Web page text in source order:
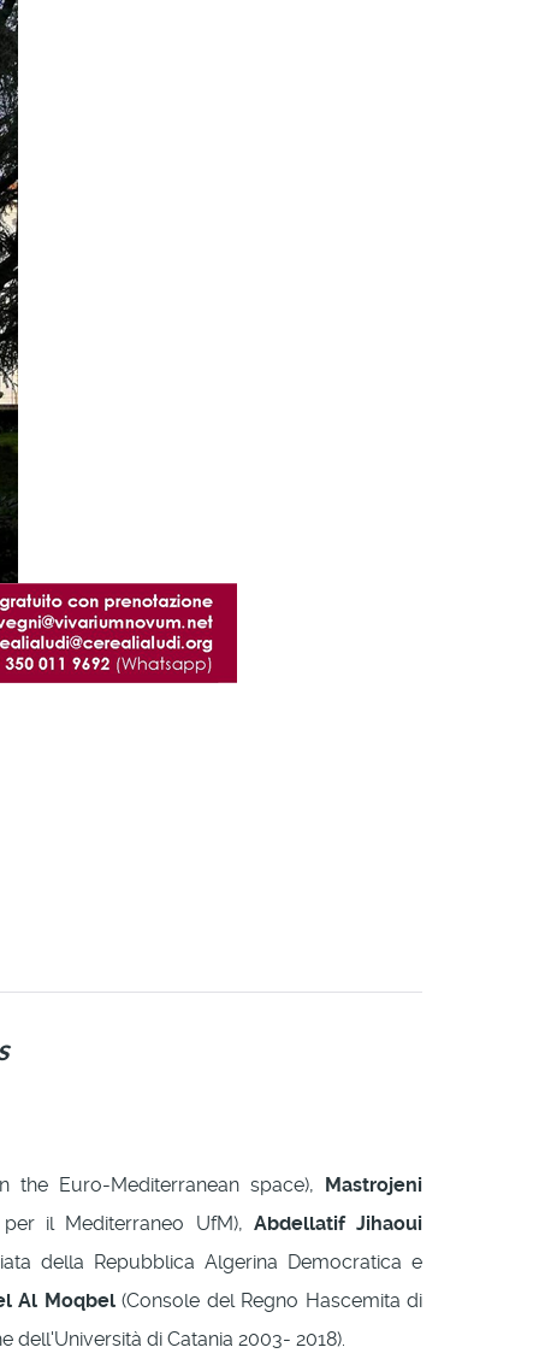
Euro-Mediterranean space),
Mastrojeni
il Mediterraneo UfM), Abdellatif Jihaoui
della Repubblica Algerina Democratica e
Al Moqbel(Console del Regno Hascemita di
di Catania 2003- 2018).